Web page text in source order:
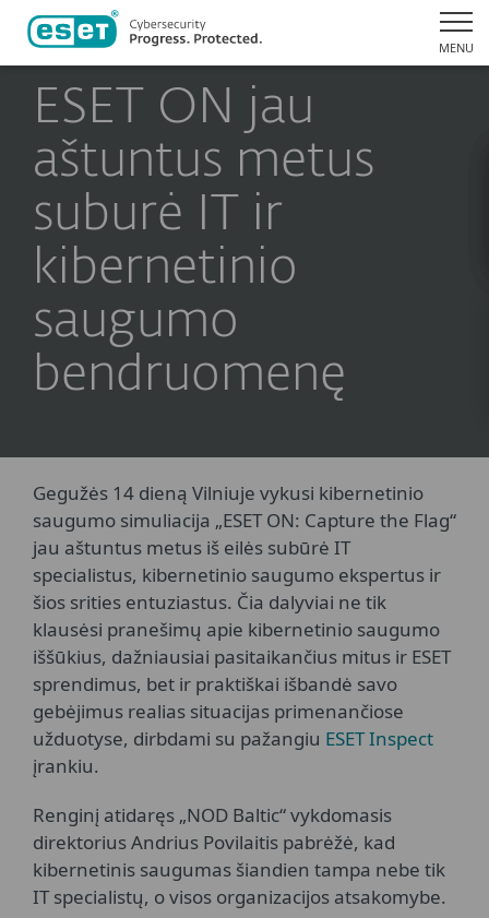
MENU
ESET ON jau
aštuntus metus
suburė IT ir
kibernetinio
saugumo
bendruomenę
Gegužės 14 dieną Vilniuje vykusi kibernetinio
saugumo simuliacija „ESET ON: Capture the Flag“
jau aštuntus metus iš eilės subūrė IT
specialistus, kibernetinio saugumo ekspertus ir
šios srities entuziastus. Čia dalyviai ne tik
klausėsi pranešimų apie kibernetinio saugumo
iššūkius, dažniausiai pasitaikančius mitus ir ESET
sprendimus, bet ir praktiškai išbandė savo
gebėjimus realias situacijas primenančiose
užduotyse, dirbdami su pažangiu ESET Inspect
įrankiu.
Renginį atidaręs „NOD Baltic“ vykdomasis
direktorius Andrius Povilaitis pabrėžė, kad
kibernetinis saugumas šiandien tampa nebe tik
IT specialistų, o visos organizacijos atsakomybe.